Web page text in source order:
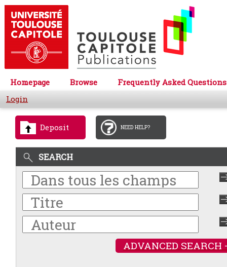
Homepage Browse
Frequently Asked Questions
Login
Deposit NEED HELP?
SEARCH
ADVANCED SEARCH